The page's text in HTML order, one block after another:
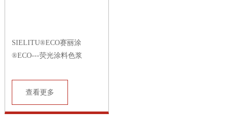
SIELITU®ECO赛丽涂
®ECO---荧光涂料色浆
查看更多